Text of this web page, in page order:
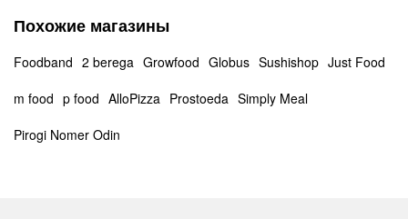
Похожие магазины
Foodband 2 berega Growfood Globus Sushishop Just Food
m food p food AlloPizza Prostoeda Simply Meal
Pirogi Nomer Odin